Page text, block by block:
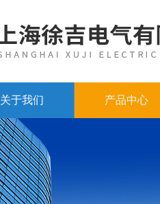
关于我们 产品中心